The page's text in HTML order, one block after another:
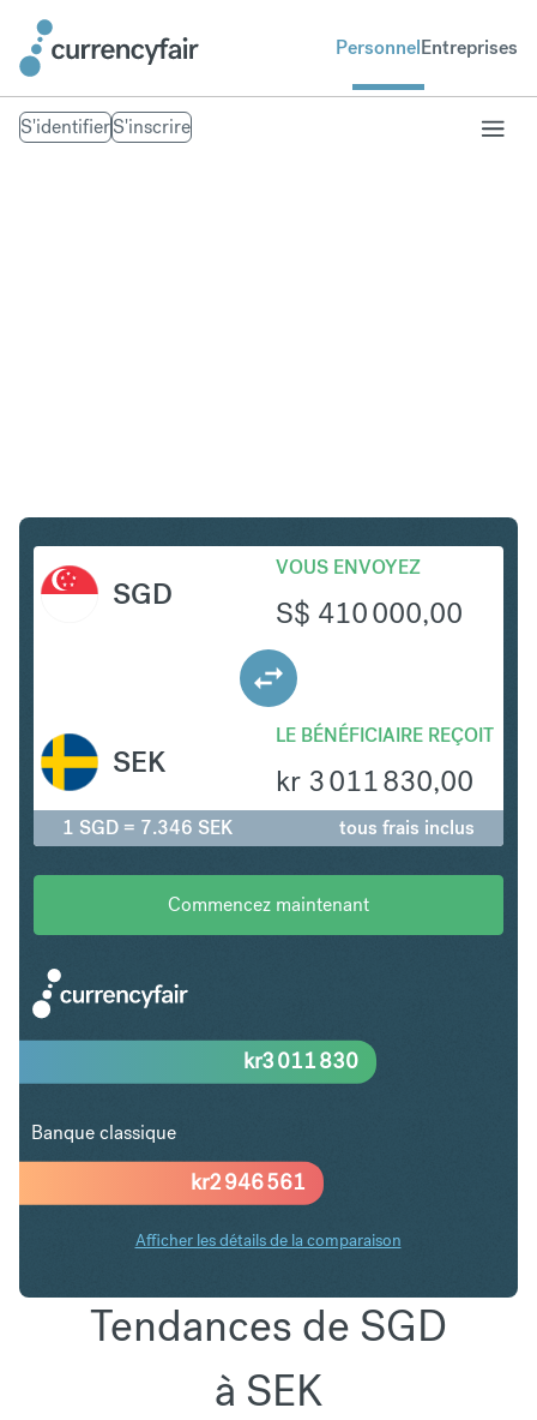
PersonnelEntreprises
S'identifierS'inscrire
SGD
VOUS ENVOYEZ
S$ 410 000,00
LE BÉNÉFICIAIRE REÇOIT
kr 3 011 830,00
SEK
1 SGD = 7.346 SEK tous frais inclus
Commencez maintenant
kr2 946 561
kr3 011 830
Banque classique
Afficher les détails de la comparaison
Tendances de SGD
à SEK